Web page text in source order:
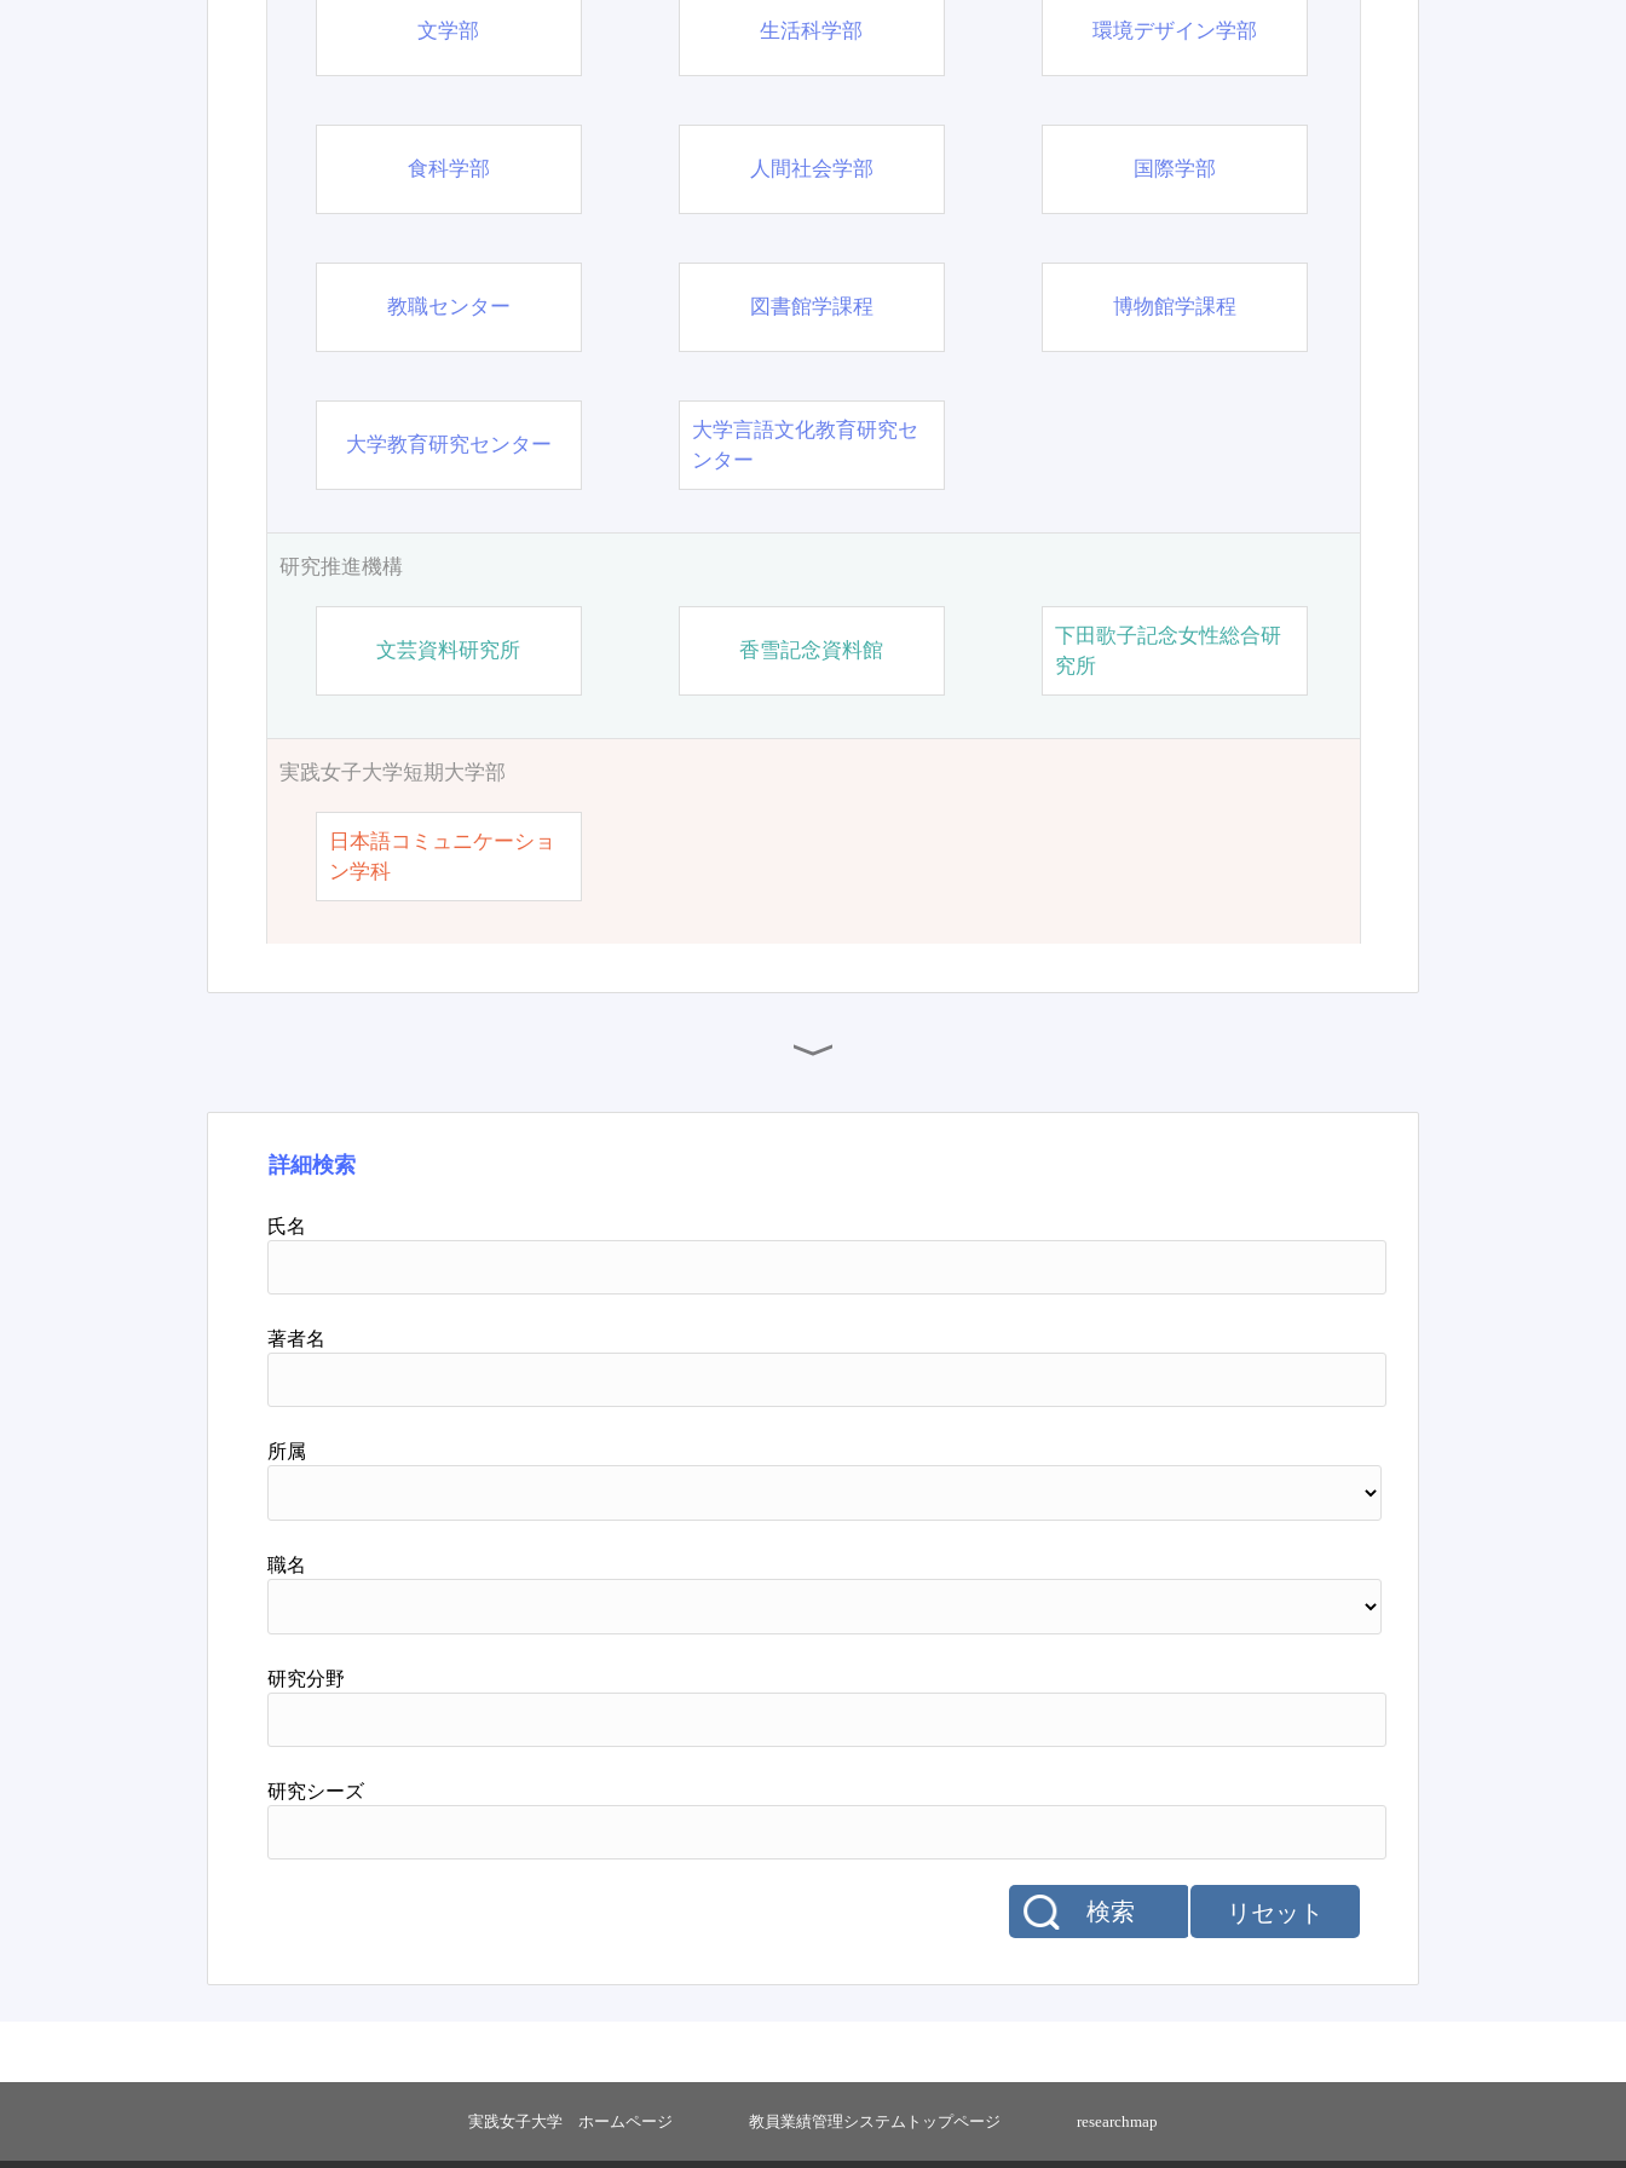
文学部 生活科学部 環境デザイン学部
食科学部 人間社会学部 国際学部
教職センター 図書館学課程 博物館学課程
大学教育研究センター
大学言語文化教育研究セ
ンター
研究推進機構
文芸資料研究所 香雪記念資料館
下田歌子記念女性総合研
究所
実践女子大学短期大学部
日本語コミュニケーショ
ン学科
詳細検索
氏名
著者名
所属
職名
研究分野
研究シーズ
リセット
検索
実践女子大学 ホームページ 教員業績管理システムトップページ researchmap